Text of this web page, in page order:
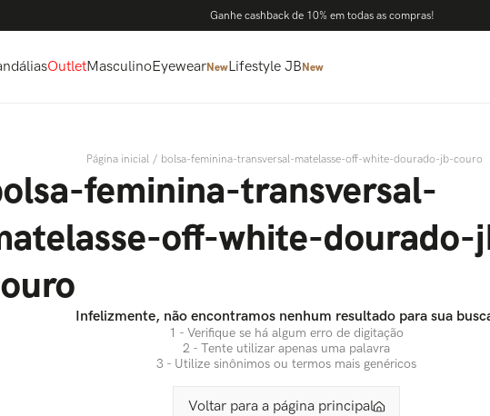
10% OFF com cupom PRIMEIRACOMPRAJB (não
OutletMasculinoEyewearNewLifestyle JBNew
bolsa-feminina-transversal-matelasse-off-white-dourado-jb-couro
feminina-transversal-
off-white-dourado-
Infelizmente, não encontramos nenhum resultado para sua
1 - Verifique se há algum erro de digitação
2 - Tente utilizar apenas uma palavra
3 - Utilize sinônimos ou termos mais genéricos
Voltar para a página principal